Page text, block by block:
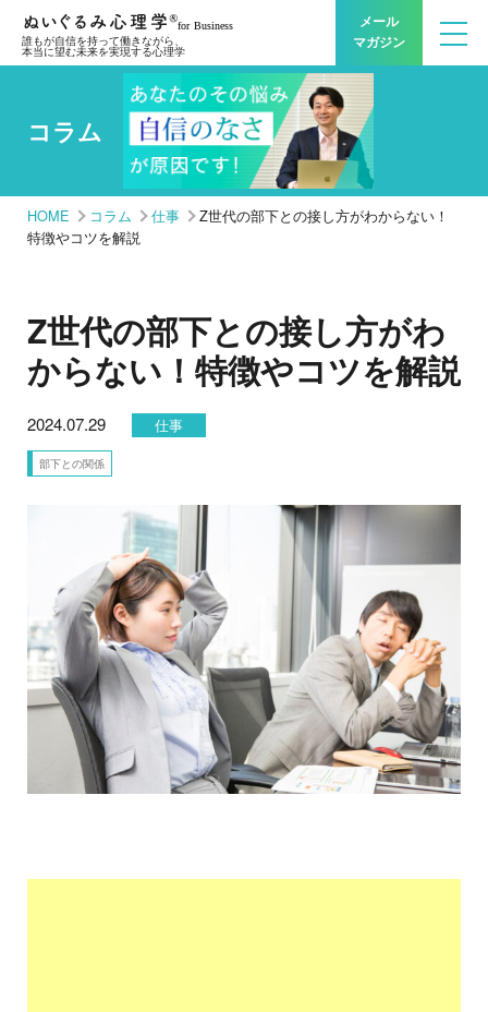
誰もが自信を持って働きながら、
本当に望む未来を実現する心理学
メール
マガジン
コラム
HOME コラム 仕事
Z世代の部下との接し方がわからない！
特徴やコツを解説
Z世代の部下との接し方がわ
からない！特徴やコツを解説
2024.07.29 仕事
部下との関係